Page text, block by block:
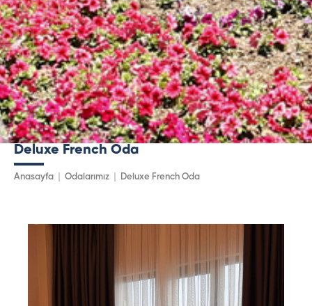
Deluxe French Oda
Anasayfa Odalarımız Deluxe French Oda